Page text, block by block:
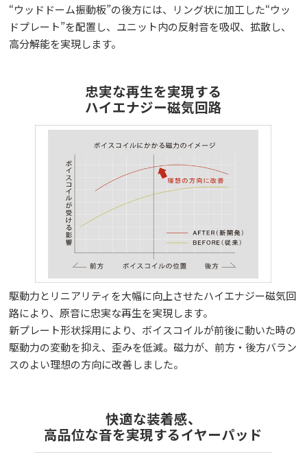
“ウッドドーム振動板”の後方には、リング状に加工した“ウッ
ドプレート”を配置し、ユニット内の反射音を吸収、拡散し、
高分解能を実現します。
忠実な再生を実現する
ハイエナジー磁気回路
駆動力とリニアリティを大幅に向上させたハイエナジー磁気回
路により、原音に忠実な再生を実現します。
新プレート形状採用により、ボイスコイルが前後に動いた時の
駆動力の変動を抑え、歪みを低減。磁力が、前方・後方バラン
スのよい理想の方向に改善しました。
快適な装着感、
高品位な音を実現するイヤーパッド